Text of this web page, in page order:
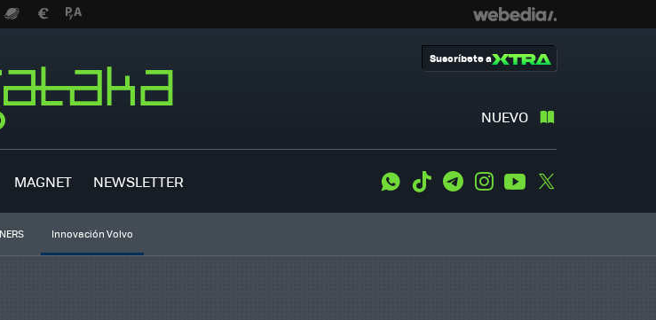
NUEVO
Suscríbete a
MAGNET NEWSLETTER WhatsApp
Tiktok TelegramInstagramYoutube
Innovación Volvo